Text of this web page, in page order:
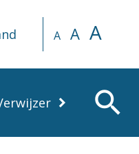
A A A
search